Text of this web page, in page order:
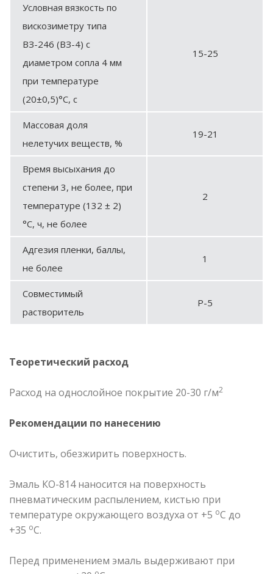
Условная вязкость по
вискозиметру типа
ВЗ-246 (ВЗ-4) с
диаметром сопла 4 мм
при температуре
(20±0,5)°С, с
15-25
Массовая доля
нелетучих веществ, %
19-21
Время высыхания до
степени 3, не более, при
температуре (132 ± 2)
°С, ч, не более
2
Адгезия пленки, баллы,
не более
1
Совместимый
растворитель
Р-5
Теоретический расход
Расход на однослойное покрытие 20-30 г/м2
Рекомендации по нанесению
Очистить, обезжирить поверхность.
Эмаль КО-814 наносится на поверхность
пневматическим распылением, кистью при
температуре окружающего воздуха от +5 оС до
+35 оС.
Перед применением эмаль выдерживают при